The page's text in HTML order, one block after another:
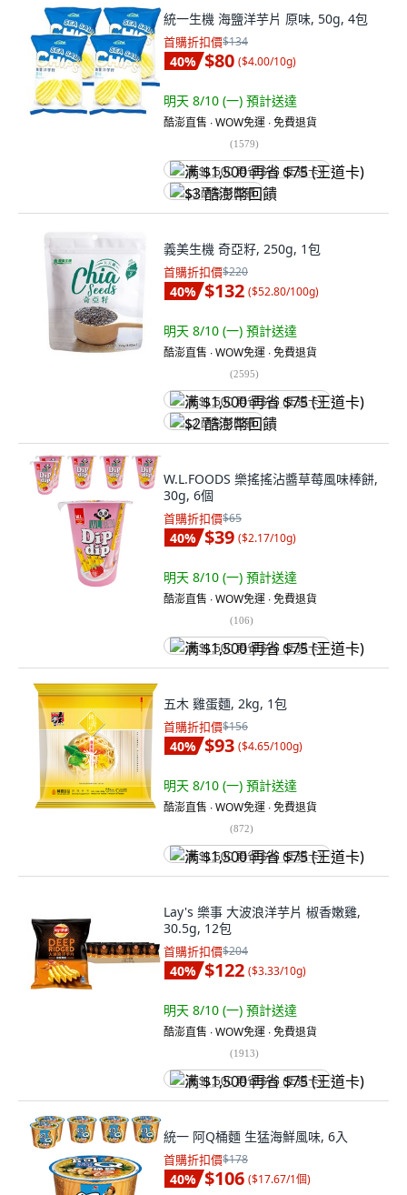
統一生機 海鹽洋芋片 原味, 50g, 4包
首購折扣價$134
40% $80 ($4.00/10g)
明天 8/10 (一) 預計送達
酷澎直售 ∙ WOW免運 ∙ 免費退貨
(1579)
满 $1,500 再省 $75 (王道卡)
$3 酷澎幣回饋
義美生機 奇亞籽, 250g, 1包
首購折扣價$220
40% $132 ($52.80/100g)
明天 8/10 (一) 預計送達
酷澎直售 ∙ WOW免運 ∙ 免費退貨
(2595)
满 $1,500 再省 $75 (王道卡)
$2 酷澎幣回饋
W.L.FOODS 樂搖搖沾醬草莓風味棒餅,
30g, 6個
首購折扣價$65
40% $39 ($2.17/10g)
明天 8/10 (一) 預計送達
酷澎直售 ∙ WOW免運 ∙ 免費退貨
(106)
满 $1,500 再省 $75 (王道卡)
五木 雞蛋麵, 2kg, 1包
首購折扣價$156
40% $93 ($4.65/100g)
明天 8/10 (一) 預計送達
酷澎直售 ∙ WOW免運 ∙ 免費退貨
(872)
满 $1,500 再省 $75 (王道卡)
Lay's 樂事 大波浪洋芋片 椒香嫩雞,
30.5g, 12包
首購折扣價$204
40% $122 ($3.33/10g)
明天 8/10 (一) 預計送達
酷澎直售 ∙ WOW免運 ∙ 免費退貨
(1913)
满 $1,500 再省 $75 (王道卡)
統一 阿Q桶麵 生猛海鮮風味, 6入
首購折扣價$178
40% $106 ($17.67/1個)